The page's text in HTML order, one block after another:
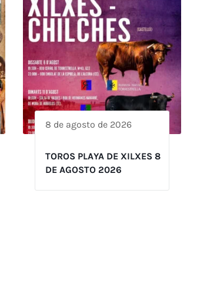
8 de agosto de 2026
TOROS PLAYA DE XILXES 8
DE AGOSTO 2026